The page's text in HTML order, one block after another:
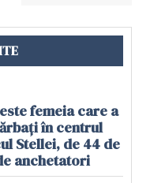
femeia care a
în centrul
Stellei, de 44 de
anchetatori